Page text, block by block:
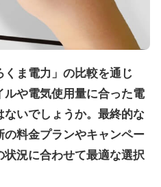
くま電力」の比較を通じ
や電気使用量に合った電
いでしょうか。最終的な
料金プランやキャンペー
状況に合わせて最適な選択